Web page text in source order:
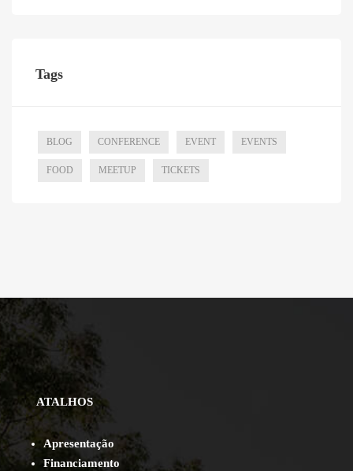
Tags
BLOG CONFERENCE EVENT EVENTS
FOOD MEETUP TICKETS
ATALHOS
Apresentação
Financiamento